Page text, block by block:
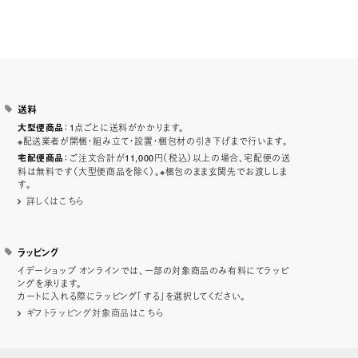
送料
大型便商品 ：1点ごとに送料がかかります。
※配送業者が開梱・組み立て・設置・梱包材の引き下げまで行います。
宅配便商品 ：ご注文合計が11,000円（税込）以上の場合、宅配便の送
料は無料です（大型便商品を除く）。※梱包のまま玄関先でお渡ししま
す。
詳しくはこちら
ラッピング
イデーショップ オンラインでは、一部の対象商品のみ有料にてラッピ
ングを承ります。
カートに入れる際にラッピング「する」を選択してください。
ギフトラッピング対象商品はこちら